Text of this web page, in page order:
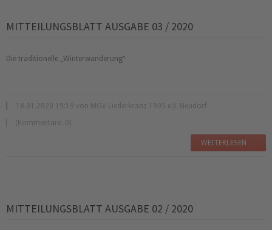
MITTEILUNGSBLATT AUSGABE 03 / 2020
Die traditionelle Winterwanderung
18.01.2020 19:19 von MGV Liederkranz 1905 e.V. Neudorf
(Kommentare: 0)
WEITERLESEN …
MITTEILUNGSBLATT AUSGABE 02 / 2020